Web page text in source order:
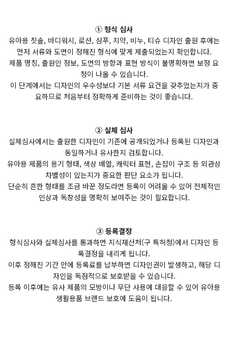
① 형식 심사
유아용 칫솔, 바디워시, 로션, 샴푸, 치약, 비누, 티슈 디자인 출원 후에는
먼저 서류와 도면이 정해진 형식에 맞게 제출되었는지 확인합니다.
제품 명칭, 출원인 정보, 도면의 방향과 표현 방식이 불명확하면 보정 요
청이 나올 수 있습니다.
이 단계에서는 디자인의 우수성보다 기본 서류 요건을 갖추었는지가 중
요하므로 처음부터 정확하게 준비하는 것이 좋습니다.
② 실체 심사
실체심사에서는 출원한 디자인이 기존에 공개되었거나 등록된 디자인과
동일하거나 유사한지 검토합니다.
유아용 제품의 용기 형태, 색상 배열, 캐릭터 표현, 손잡이 구조 등 외관상
차별성이 있는지가 중요한 판단 요소가 됩니다.
단순히 흔한 형태를 조금 바꾼 정도라면 등록이 어려울 수 있어 전체적인
인상과 독창성을 명확히 보여주는 것이 필요합니다.
③ 등록결정
형식심사와 실체심사를 통과하면 지식재산처(구 특허청)에서 디자인 등
록결정을 내리게 됩니다.
이후 정해진 기간 안에 등록료를 납부하면 디자인권이 발생하고, 해당 디
자인을 독점적으로 보호받을 수 있습니다.
등록 이후에는 유사 제품의 모방이나 무단 사용에 대응할 수 있어 유아용
생활용품 브랜드 보호에 도움이 됩니다.